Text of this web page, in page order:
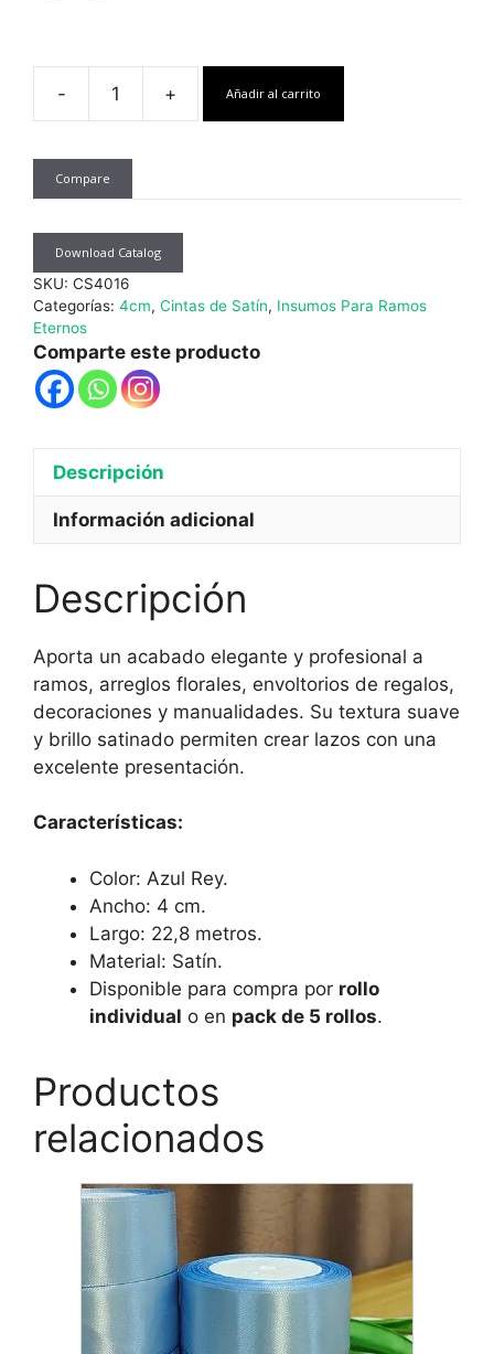
-
Cinta
Azul
cantidad
+ Añadir al carrito
Compare
Download Catalog
SKU: CS4016
Categorías: 4cm, Cintas de Satín, Insumos Para Ramos
Eternos
Comparte este producto
Descripción
Información adicional
Descripción
Aporta un acabado elegante y profesional a
ramos, arreglos florales, envoltorios de regalos,
decoraciones y manualidades. Su textura suave
y brillo satinado permiten crear lazos con una
excelente presentación.
Características:
Color: Azul Rey.
Ancho: 4 cm.
Largo: 22,8 metros.
Material: Satín.
Disponible para compra por rollo
individual o en pack de 5 rollos.
Productos
relacionados
producto
múltiples
variantes.